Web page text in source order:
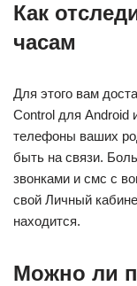
Как
часам
Для этого вам
Control для Android
телефоны ваших
быть на связи.
звонками и смс с
свой Личный
находится.
Можно ли